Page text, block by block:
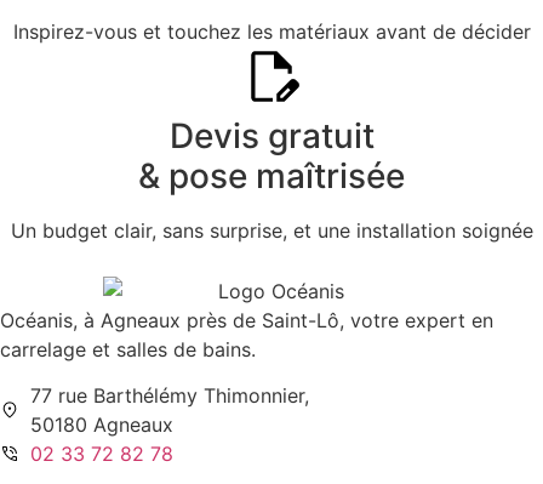
Inspirez-vous et touchez les matériaux avant de décider
Devis gratuit
& pose maîtrisée
Un budget clair, sans surprise, et une installation soignée
Océanis, à Agneaux près de Saint-Lô, votre expert en
carrelage et salles de bains.
77 rue Barthélémy Thimonnier,
50180 Agneaux
02 33 72 82 78